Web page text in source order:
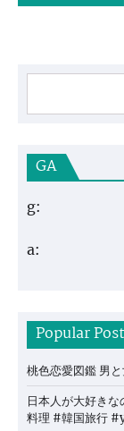
GA
g:
a:
Popular
桃色恋愛図鑑 男
日本人が大好き
料理 #韓国旅行